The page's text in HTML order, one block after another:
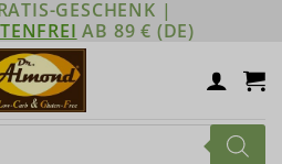
GESCHENK |
AB 89 € (DE)